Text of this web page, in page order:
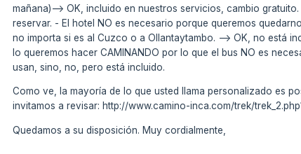
mañana)--> OK, incluido en nuestros servicios, cambio
reservar. - El hotel NO es necesario porque queremos
no importa si es al Cuzco o a Ollantaytambo. --> OK, no está
lo queremos hacer CAMINANDO por lo que el bus NO es
usan, sino, no, pero está incluido.
Como ve, la mayoría de lo que usted llama personalizado es
invitamos a revisar: http://www.camino-inca.com/trek/
Quedamos a su disposición. Muy cordialmente,